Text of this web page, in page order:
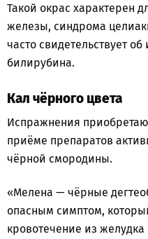
Такой окрас характерен
железы, синдрома
часто свидетельствует
билирубина.
Кал чёрного цвета
Испражнения
приёме препаратов
чёрной смородины.
«Мелена — чёрные
опасным симптом,
кровотечение из желудка